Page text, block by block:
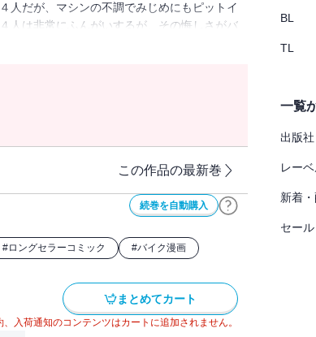
人だが、マシンの不調でみじめにもピットイ
人は非常にふんがいするが、その悔しさがバ
!!
この作品の最新巻
続巻を自動購入
#ロングセラーコミック #バイク漫画
まとめてカート
入荷通知のコンテンツはカートに追加されません。
BL
TL
一覧
出版社
レー
新着
セール